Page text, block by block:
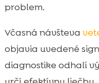
problem.
Včasná návšteva
objavia uvedené
diagnostike odhalí